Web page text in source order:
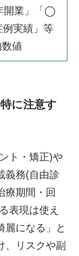
開業」「◯
実績」等
値
に注意す
ト・矯正)や
義務(自由診
療期間・回
表現は使え
麗になる」と
、リスクや副